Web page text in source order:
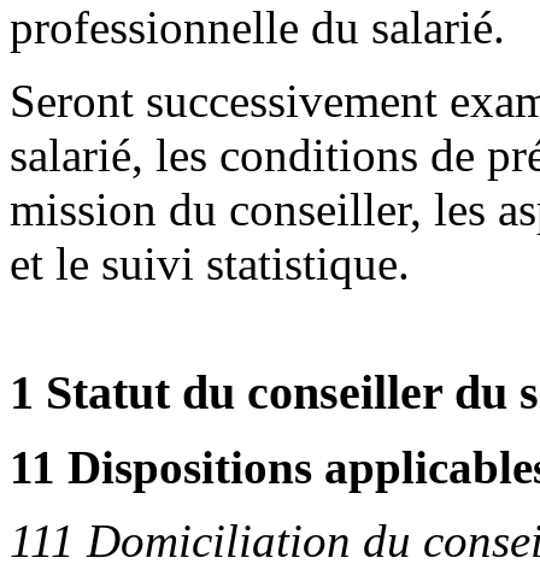
professionnelle du salarié.
Seront successivement
salarié, les conditions de
mission du conseiller, les
et le suivi statistique.
1 Statut du conseiller du
11 Dispositions
111 Domiciliation du